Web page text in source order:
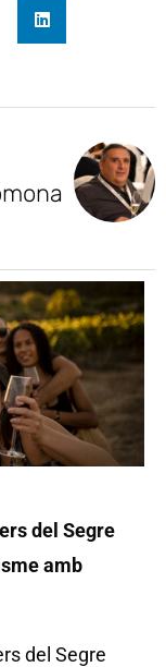
del Segre
amb
del Segre